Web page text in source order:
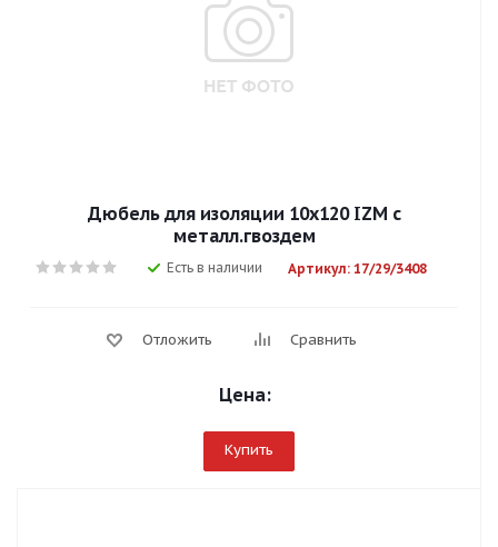
Дюбель для изоляции 10х120 IZM с
металл.гвоздем
Есть в наличии Артикул: 17/29/3408
Отложить Сравнить
Цена:
Купить